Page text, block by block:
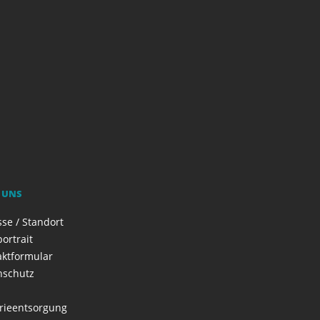
UNS
/ Standort